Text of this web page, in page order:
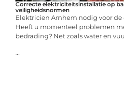
Correcte elektriciteitsinstallatie op
veiligheidsnormen
Elektricien Arnhem nodig voor
Heeft u momenteel problemen
bedrading? Net zoals water en
...